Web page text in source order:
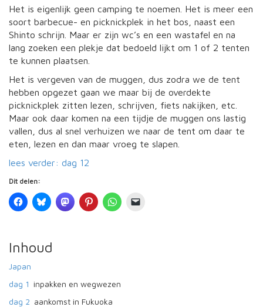
Het is eigenlijk geen camping te noemen. Het is meer een
soort barbecue- en picknickplek in het bos, naast een
Shinto schrijn. Maar er zijn wc’s en een wastafel en na
lang zoeken een plekje dat bedoeld lijkt om 1 of 2 tenten
te kunnen plaatsen.
Het is vergeven van de muggen, dus zodra we de tent
hebben opgezet gaan we maar bij de overdekte
picknickplek zitten lezen, schrijven, fiets nakijken, etc.
Maar ook daar komen na een tijdje de muggen ons lastig
vallen, dus al snel verhuizen we naar de tent om daar te
eten, lezen en dan maar vroeg te slapen.
lees verder: dag 12
Dit delen:
Inhoud
Japan
dag 1 inpakken en wegwezen
dag 2 aankomst in Fukuoka